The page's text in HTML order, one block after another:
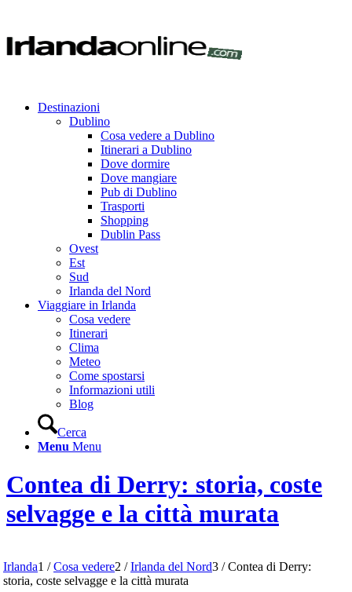
Destinazioni
Dublino
Cosa vedere a Dublino
Itinerari a Dublino
Dove dormire
Dove mangiare
Pub di Dublino
Trasporti
Shopping
Dublin Pass
Ovest
Est
Sud
Irlanda del Nord
Viaggiare in Irlanda
Cosa vedere
Itinerari
Clima
Meteo
Come spostarsi
Informazioni utili
Blog
Cerca
Menu Menu
Contea di Derry: storia, coste
selvagge e la città murata
Irlanda1 / Cosa vedere2 / Irlanda del Nord3 / Contea di Derry:
storia, coste selvagge e la città murata